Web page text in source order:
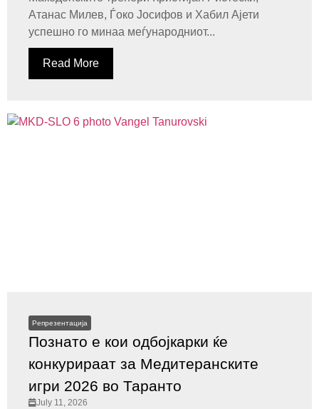
Атанас Милев, Ѓоко Јосифов и Хабил Ајети
успешно го минаа меѓународниот...
Read More
Репрезентација
Познато е кои одбојкарки ќе
конкурираат за Медитеранските
игри 2026 во Таранто
July 11, 2026